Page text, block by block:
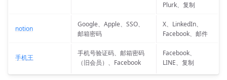
Plurk、复制
notion
Google、Apple、SSO、
邮箱密码
X、LinkedIn、
Facebook、邮件
手机王
手机号验证码、邮箱密码
（旧会员）、Facebook
Facebook、
LINE、复制